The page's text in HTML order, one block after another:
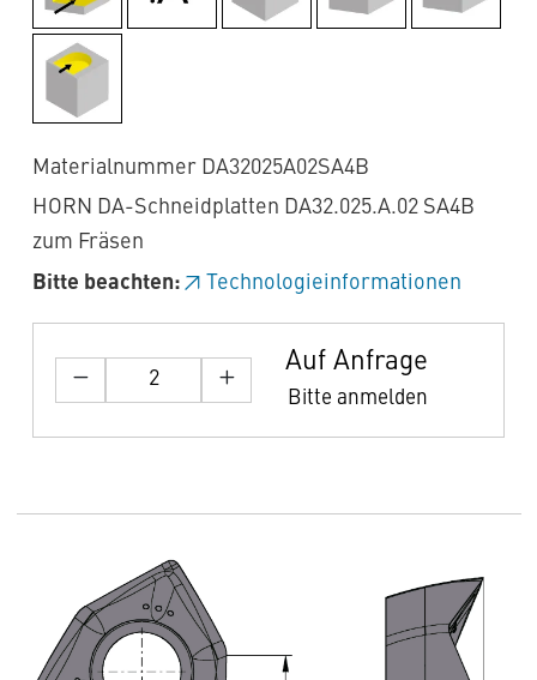
Materialnummer DA32025A02SA4B
HORN DA-Schneidplatten DA32.025.A.02 SA4B
zum Fräsen
Bitte beachten:
Technologieinformationen
Auf Anfrage
Bitte anmelden